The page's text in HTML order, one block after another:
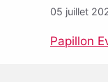
05 juillet
Papillon